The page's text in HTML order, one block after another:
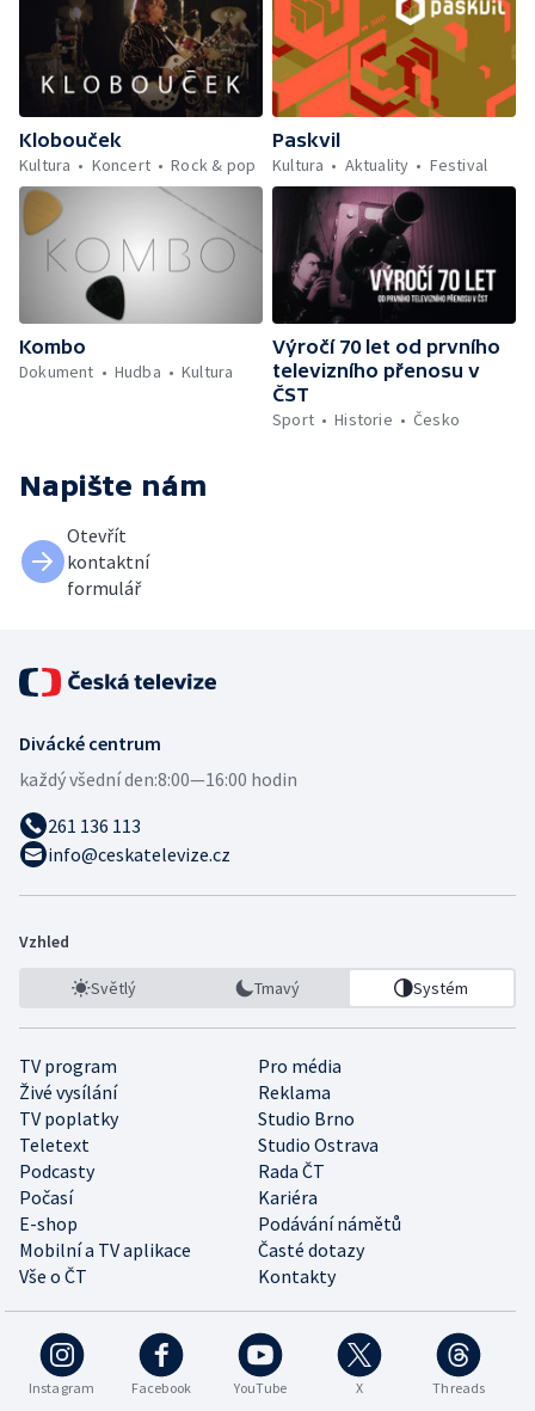
Klobouček
Kultura
Koncert Rock & pop
Paskvil
Kultura
Aktuality Festival
Kombo
Dokument
Hudba Kultura
Výročí 70 let od prvního
televizního přenosu v
ČST
Sport
Historie Česko
Napište nám
Otevřít
kontaktní
formulář
Divácké centrum
každý všední den:8:00—16:00 hodin
261 136 113
info@ceskatelevize.cz
Vzhled
Světlý Tmavý Systém
TV program
Pro média
Živé vysílání
Reklama
TV poplatky
Studio Brno
Teletext
Studio Ostrava
Podcasty
Rada ČT
Počasí
Kariéra
E-shop
Podávání námětů
Mobilní a TV aplikace
Časté dotazy
Vše o ČT
Kontakty
Instagram Facebook YouTube X Threads